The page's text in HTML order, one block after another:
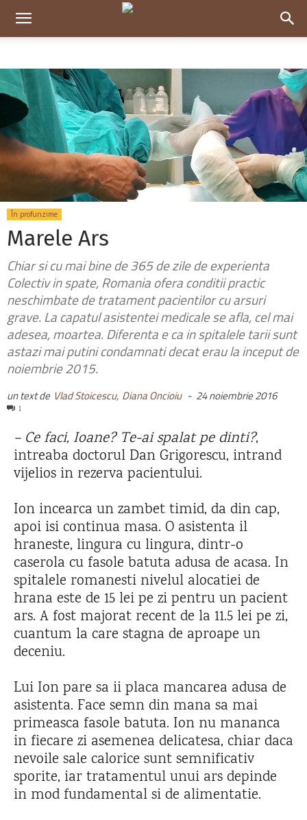
Dela0
În profunzime
Marele Ars
Chiar si cu mai bine de 365 de zile de experienta
Colectiv in spate, Romania ofera conditii practic
neschimbate de tratament pacientilor cu arsuri
grave. La capatul asistentei medicale se afla, cel mai
adesea, moartea. Diferenta e ca in spitalele tarii sunt
astazi mai putini condamnati decat erau la inceput de
noiembrie 2015.
un text de Vlad Stoicescu, Diana Oncioiu - 24 noiembrie 2016
1
– Ce faci, Ioane? Te-ai spalat pe dinti?,
intreaba doctorul Dan Grigorescu, intrand
vijelios in rezerva pacientului.
Ion incearca un zambet timid, da din cap,
apoi isi continua masa. O asistenta il
hraneste, lingura cu lingura, dintr-o
caserola cu fasole batuta adusa de acasa. In
spitalele romanesti nivelul alocatiei de
hrana este de 15 lei pe zi pentru un pacient
ars. A fost majorat recent de la 11.5 lei pe zi,
cuantum la care stagna de aproape un
deceniu.
Lui Ion pare sa ii placa mancarea adusa de
asistenta. Face semn din mana sa mai
primeasca fasole batuta. Ion nu mananca
in fiecare zi asemenea delicatesa, chiar daca
nevoile sale calorice sunt semnificativ
sporite, iar tratamentul unui ars depinde
in mod fundamental si de alimentatie.